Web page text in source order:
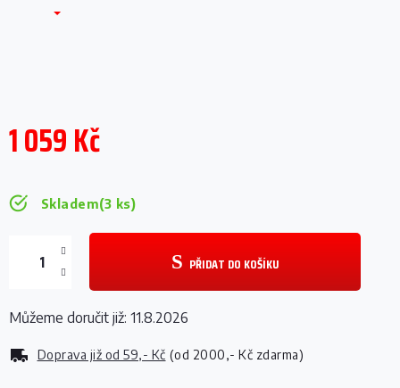
1 059 Kč
Skladem(3 ks)
Doprava již od 59,- Kč (od 2000,- Kč zdarma)
PŘIDAT DO KOŠÍKU
Můžeme doručit již: 11.8.2026